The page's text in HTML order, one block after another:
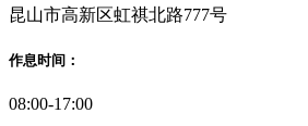
昆山市高新区虹祺北路777号
作息时间：
08:00-17:00